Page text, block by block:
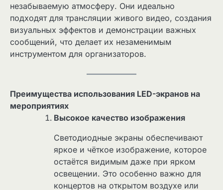
незабываемую атмосферу. Они идеально
подходят для трансляции живого видео, создания
визуальных эффектов и демонстрации важных
сообщений, что делает их незаменимым
инструментом для организаторов.
Преимущества использования LED-экранов на
мероприятиях
Высокое качество изображения
Светодиодные экраны обеспечивают
яркое и чёткое изображение, которое
остаётся видимым даже при ярком
освещении. Это особенно важно для
концертов на открытом воздухе или